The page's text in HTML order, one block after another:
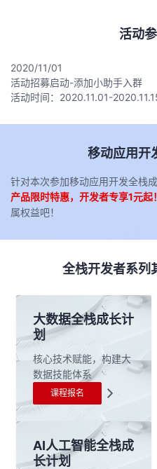
活动
2020/11/01
活动招募启动-添加小助手入群
活动时间：2020.11.01-
移动应用开
针对本次参加移动应用开发全栈
产品限时特惠，开发者专享1元起！
属权益吧！
全栈开发者系列
大数据全栈成长计
划
核心技术赋能，构建大
数据技能体系
课程报名
AI人工智能全栈成
长计划